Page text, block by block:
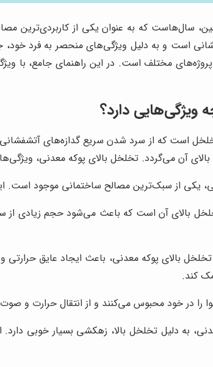
سال‌هاست که به عنوان یکی از
است و به دلیل ویژگی‌های منحصر به فرد خود،
مختلف است. در این راهنمای جامع، با
دارد؟
است که از سرد شدن سریع گدازه‌های
آن می‌گردد. تخلخل بالای پوکه معدنی،
یکی از سبک‌ترین مصالح ساختمانی موجود
بالای آن است که باعث می‌شود حجم زیادی از
تخلخل بالای پوکه معدنی، باعث ایجاد عایق
کند.
را در خود محبوس می‌کنند و از انتقال حرارت و
به دلیل تخلخل بالا، زهکشی بسیار خوبی